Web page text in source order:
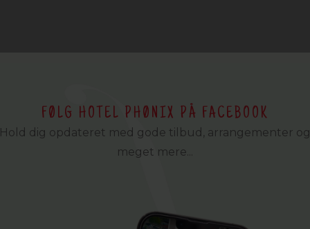
FØLG HOTEL PHØNIX PÅ FACEBOOK
Hold dig opdateret med gode tilbud, arrangementer og
meget mere...